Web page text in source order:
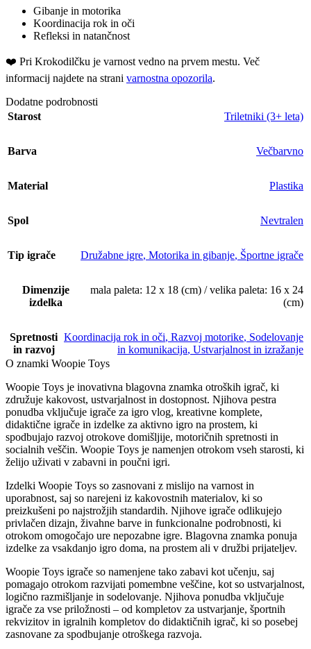
Gibanje in motorika
Koordinacija rok in oči
Refleksi in natančnost
❤️ ️Pri Krokodilčku je varnost vedno na prvem mestu. Več
informacij najdete na strani varnostna opozorila.
Dodatne podrobnosti
Starost
Triletniki (3+ leta)
Barva Večbarvno
Material Plastika
Spol Nevtralen
Tip igrače Družabne igre, Motorika in gibanje, Športne igrače
Dimenzije
izdelka
mala paleta: 12 x 18 (cm) / velika paleta: 16 x 24
(cm)
Spretnosti
in razvoj
Koordinacija rok in oči, Razvoj motorike, Sodelovanje
in komunikacija, Ustvarjalnost in izražanje
O znamki Woopie Toys
Woopie Toys je inovativna blagovna znamka otroških igrač, ki
združuje kakovost, ustvarjalnost in dostopnost. Njihova pestra
ponudba vključuje igrače za igro vlog, kreativne komplete,
didaktične igrače in izdelke za aktivno igro na prostem, ki
spodbujajo razvoj otrokove domišljije, motoričnih spretnosti in
socialnih veščin. Woopie Toys je namenjen otrokom vseh starosti, ki
želijo uživati v zabavni in poučni igri.
Izdelki Woopie Toys so zasnovani z mislijo na varnost in
uporabnost, saj so narejeni iz kakovostnih materialov, ki so
preizkušeni po najstrožjih standardih. Njihove igrače odlikujejo
privlačen dizajn, živahne barve in funkcionalne podrobnosti, ki
otrokom omogočajo ure nepozabne igre. Blagovna znamka ponuja
izdelke za vsakdanjo igro doma, na prostem ali v družbi prijateljev.
Woopie Toys igrače so namenjene tako zabavi kot učenju, saj
pomagajo otrokom razvijati pomembne veščine, kot so ustvarjalnost,
logično razmišljanje in sodelovanje. Njihova ponudba vključuje
igrače za vse priložnosti – od kompletov za ustvarjanje, športnih
rekvizitov in igralnih kompletov do didaktičnih igrač, ki so posebej
zasnovane za spodbujanje otroškega razvoja.